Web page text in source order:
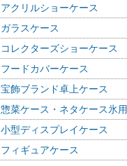
アクリルショーケース
ガラスケース
コレクターズショーケース
フードカバーケース
宝飾ブランド卓上ケース
惣菜ケース・ネタケース氷用
小型ディスプレイケース
フィギュアケース